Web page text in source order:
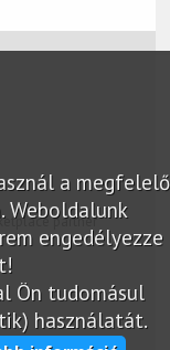
a megfelelő
Weboldalunk
engedélyezze
Ön tudomásul
használatát.
partner